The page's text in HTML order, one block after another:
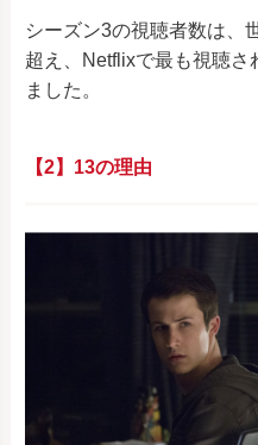
シーズン3の視聴者数は、
超え、Netflixで最も視聴さ
ました。
【2】13の理由